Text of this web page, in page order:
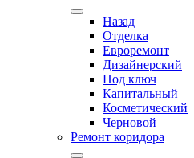
Назад
Отделка
Евроремонт
Дизайнерский
Под ключ
Капитальный
Косметический
Черновой
Ремонт коридора